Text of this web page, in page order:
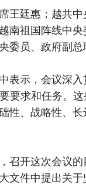
王廷惠；越共
南祖国阵线中
委员、政府副总
表示，会议深
要求和任务。
性、战略性、
召开这次会议
文件中提出关